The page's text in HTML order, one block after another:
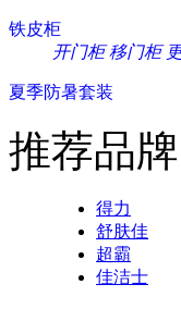
铁皮柜
开门柜 移门柜
夏季防暑套装
推荐品牌
得力
舒肤佳
超霸
佳洁士